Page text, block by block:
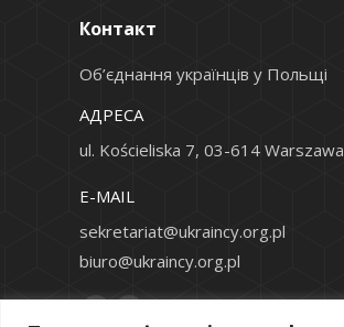
Контакт
Об’єднання українців у Польщі
АДРЕСА
ul. Kościeliska 7, 03-614 Warszawa
Е-MAIL
sekretariat@ukraincy.org.pl
biuro@ukraincy.org.pl
FacebookYouTube